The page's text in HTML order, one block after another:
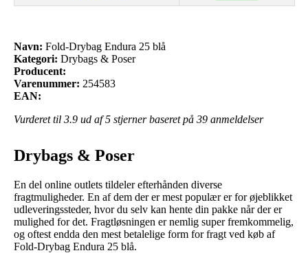
Navn: Fold-Drybag Endura 25 blå
Kategori: Drybags & Poser
Producent:
Varenummer: 254583
EAN:
Vurderet til 3.9 ud af 5 stjerner baseret på 39 anmeldelser
Drybags & Poser
En del online outlets tildeler efterhånden diverse
fragtmuligheder. En af dem der er mest populær er for øjeblikket
udleveringssteder, hvor du selv kan hente din pakke når der er
mulighed for det. Fragtløsningen er nemlig super fremkommelig,
og oftest endda den mest betalelige form for fragt ved køb af
Fold-Drybag Endura 25 blå.